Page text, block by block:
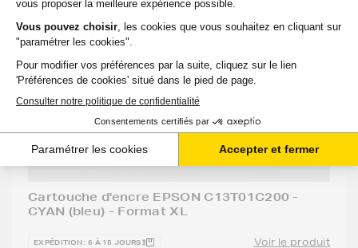
Cartouche d'encre EPSON C13T01C200 -
CYAN (bleu) - Format XL
EXPÉDITION : 6 À 15 JOURS Voir le produit